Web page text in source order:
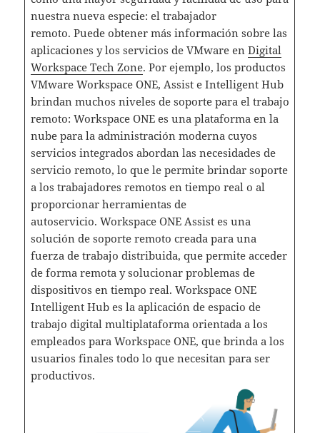
nuestra nueva especie: el trabajador
remoto. Puede obtener más información sobre las
aplicaciones y los servicios de VMware en Digital
Workspace Tech Zone. Por ejemplo, los productos
VMware Workspace ONE, Assist e Intelligent Hub
brindan muchos niveles de soporte para el trabajo
remoto: Workspace ONE es una plataforma en la
nube para la administración moderna cuyos
servicios integrados abordan las necesidades de
servicio remoto, lo que le permite brindar soporte
a los trabajadores remotos en tiempo real o al
proporcionar herramientas de
autoservicio. Workspace ONE Assist es una
solución de soporte remoto creada para una
fuerza de trabajo distribuida, que permite acceder
de forma remota y solucionar problemas de
dispositivos en tiempo real. Workspace ONE
Intelligent Hub es la aplicación de espacio de
trabajo digital multiplataforma orientada a los
empleados para Workspace ONE, que brinda a los
usuarios finales todo lo que necesitan para ser
productivos.­­­­­